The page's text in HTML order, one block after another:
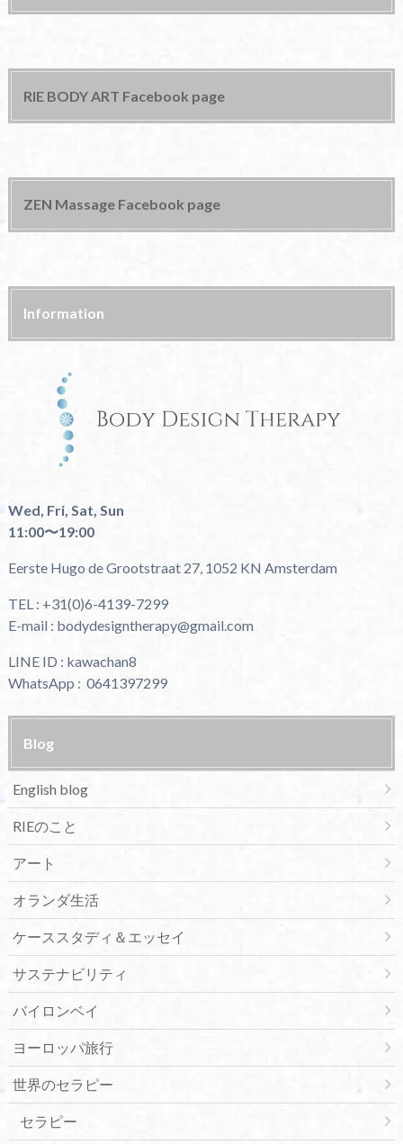
RIE BODY ART Facebook page
ZEN Massage Facebook page
Information
Wed, Fri, Sat, Sun
11:00〜19:00
Eerste Hugo de Grootstraat 27, 1052 KN Amsterdam
TEL : +31(0)6-4139-7299
E-mail : bodydesigntherapy@gmail.com
LINE ID : kawachan8
WhatsApp : 0641397299
Blog
English blog
RIEのこと
アート
オランダ生活
ケーススタディ＆エッセイ
サステナビリティ
バイロンベイ
ヨーロッパ旅行
世界のセラピー
セラピー